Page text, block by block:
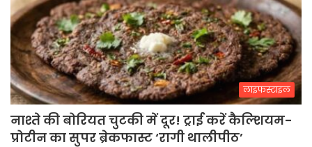
लाइफस्टाइल
नाश्ते की बोरियत चुटकी में दूर! ट्राई करें कैल्शियम-
प्रोटीन का सुपर ब्रेकफास्ट ‘रागी थालीपीठ’